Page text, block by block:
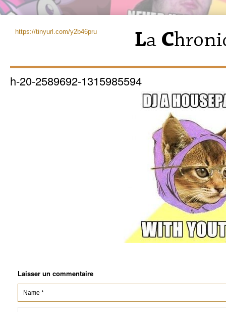
https://tinyurl.com/y2b46pru
h-20-2589692-1315985594
Laisser un commentaire